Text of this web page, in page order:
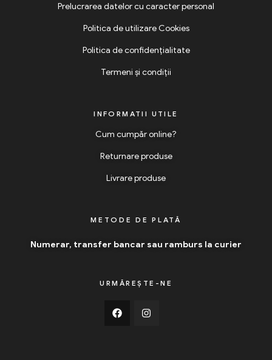
Prelucrarea datelor cu caracter personal
Politica de utilizare Cookies
Politica de confidențialitate
Termeni și condiții
INFORMATII UTILE
Cum cumpăr online?
Returnare produse
Livrare produse
METODE DE PLATĂ
Numerar, transfer bancar sau ramburs la curier
URMĂREȘTE-NE